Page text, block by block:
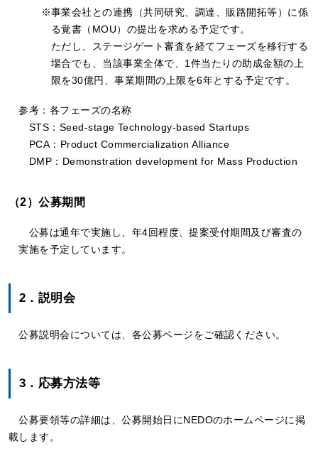
事業会社との連携（共同研究、調達、販路開拓等）に係
る覚書（MOU）の提出を求める予定です。
ただし、ステージゲート審査を経てフェーズを移行する
場合でも、当該事業全体で、1件当たりの助成金額の上
限を30億円、事業期間の上限を6年とする予定です。
参考：各フェーズの名称
STS：Seed-stage Technology-based Startups
PCA：Product Commercialization Alliance
DMP：Demonstration development for Mass Production
（2）公募期間
公募は通年で実施し、年4回程度、提案受付期間及び審査の
実施を予定しています。
2．説明会
公募説明会については、各公募ページをご確認ください。
3．応募方法等
公募要領等の詳細は、公募開始日にNEDOのホームページに掲
載します。